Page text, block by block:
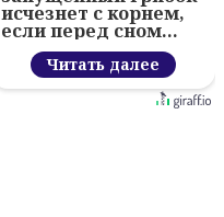
исчезнет с корнем,
если перед сном…
Читать далее